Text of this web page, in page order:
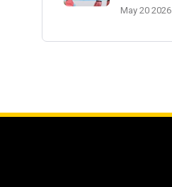
May 20 2026